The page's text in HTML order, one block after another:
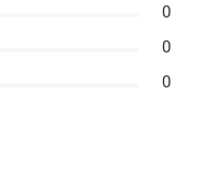
0
0
0